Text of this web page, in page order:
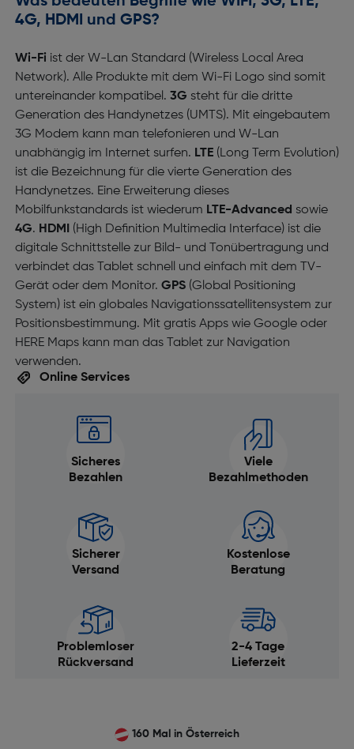
4G, HDMI und GPS?
Wi-Fi ist der W-Lan Standard (Wireless Local Area
Network). Alle Produkte mit dem Wi-Fi Logo sind somit
untereinander kompatibel. 3G steht für die dritte
Generation des Handynetzes (UMTS). Mit eingebautem
3G Modem kann man telefonieren und W-Lan
unabhängig im Internet surfen. LTE(Long Term Evolution)
ist die Bezeichnung für die vierte Generation des
Handynetzes. Eine Erweiterung dieses
Mobilfunkstandards ist wiederum LTE-Advanced sowie
4G. HDMI
(High Definition Multimedia Interface) ist die
digitale Schnittstelle zur Bild- und Tonübertragung und
verbindet das Tablet schnell und einfach mit dem TV-
Gerät oder dem Monitor. GPS(Global Positioning
System) ist ein globales Navigationssatellitensystem zur
Positionsbestimmung. Mit gratis Apps wie Google oder
HERE Maps kann man das Tablet zur Navigation
verwenden.
Online Services
Sicheres
Bezahlen
Viele
Bezahlmethoden
Sicherer
Versand
Kostenlose
Beratung
Problemloser
Rückversand
2-4 Tage
Lieferzeit
160 Mal in Österreich